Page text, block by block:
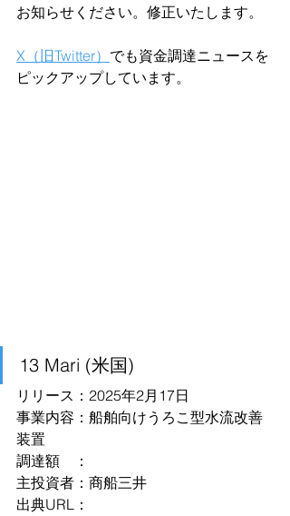
お知らせください。修正いたします。
X（旧Twitter） でも資金調達ニュースを
ピックアップしています。
13 Mari (米国)
リリース：2025年2月17日
事業内容：船舶向けうろこ型水流改善
装置
調達額　：
主投資者：商船三井
出典URL：